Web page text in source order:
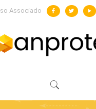
Associado